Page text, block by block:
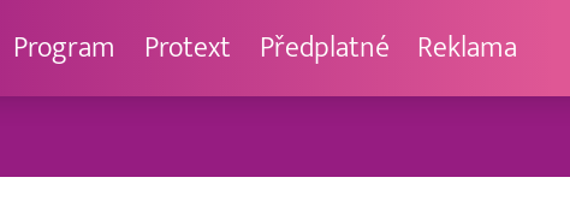
Program Protext Předplatné Reklama